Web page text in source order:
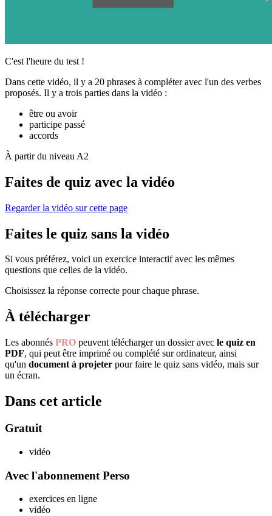
C'est l'heure du test !
Dans cette vidéo, il y a 20 phrases à compléter avec l'un des verbes
proposés. Il y a trois parties dans la vidéo :
être ou avoir
participe passé
accords
À partir du niveau A2
Faites de quiz avec la vidéo
Regarder la vidéo sur cette page
Faites le quiz sans la vidéo
Si vous préférez, voici un exercice interactif avec les mêmes
questions que celles de la vidéo.
Choisissez la réponse correcte pour chaque phrase.
À télécharger
Les abonnés PRO peuvent télécharger un dossier avec le quiz en
PDF, qui peut être imprimé ou complété sur ordinateur, ainsi
qu'un document à projeter pour faire le quiz sans vidéo, mais sur
un écran.
Dans cet article
Gratuit
vidéo
Avec l'abonnement Perso
exercices en ligne
vidéo